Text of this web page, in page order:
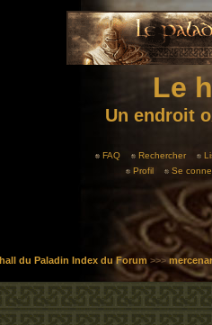
Le
Un endroit
FAQ Rechercher
Profil
Se
du Paladin Index du Forum >>>